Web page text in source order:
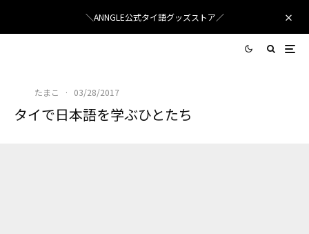
＼ANNGLE公式タイ語グッズストア／
たまこ · 03/28/2017
タイで日本語を学ぶひとたち